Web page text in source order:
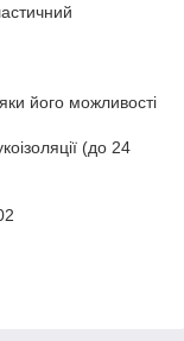
його можливості
(до 24